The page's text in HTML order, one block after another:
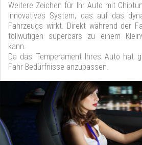
Weitere Zeichen für Ihr Auto mit
innovatives System, das auf das
Fahrzeugs wirkt. Direkt während der
tollwütigen supercars zu einem
kann.
Da das Temperament Ihres Auto hat
Fahr Bedürfnisse anzupassen.